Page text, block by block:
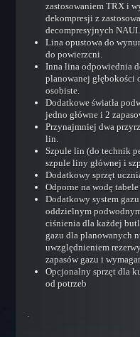
Technical
Helitrox Diver
Trimix Diver
Extreme
Technical
SCR Diver
CCR Diver
CCR Mixed Gas
Mixed Gas
Cavern Diver
Cave Diver
Cave Diver
Cave Guide
Wreck
zastosowaniem TRX i
dekompresji z
decompresyjnych NAUI.
Lina opustowa do
do powierzcni.
Inna lina odpowiednia
planowanej głębokości
osobiste.
Dodatkowe światła
jedno główne i 2
Przynajmniej dwa
lin.
Szpule lin (do technik
szpule liny głównej i
Dodatkowy sprzęt
Odporne na wodę
Dodatkowy system
oddzielnym
ciśnienia dla każdej
gazu dla planowanych
uwzględnieniem
zapasów gazu i
Opcjonalny sprzęt dla
od potrzeb
.